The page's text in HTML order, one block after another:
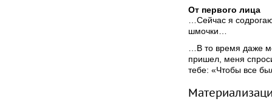
От первого лица
…Сейчас я
шмочки…
…В то время даже
пришел, меня
тебе: «Чтобы все